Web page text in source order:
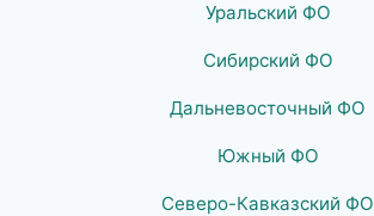
Уральский ФО
Сибирский ФО
Дальневосточный ФО
Южный ФО
Северо-Кавказский ФО